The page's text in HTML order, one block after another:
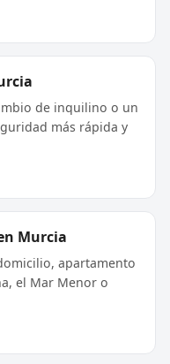
de inquilino o un
más rápida y
Murcia
apartamento
el Mar Menor o